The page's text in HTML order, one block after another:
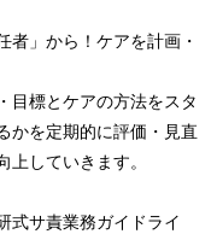
者」から！ケアを計画・
目標とケアの方法をスタ
かを定期的に評価・見直
していきます。
式サ責業務ガイドライ